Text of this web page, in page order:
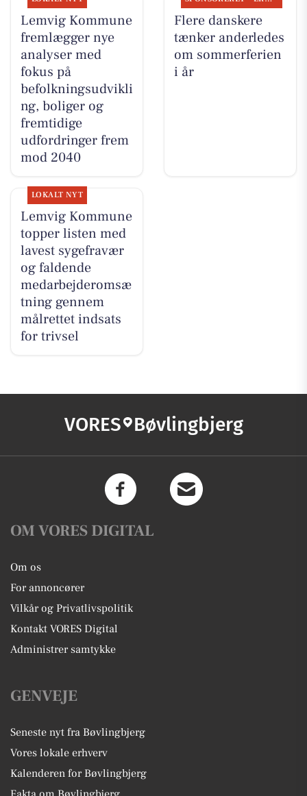
Lemvig Kommune
fremlægger nye
analyser med
fokus på
befolkningsudvikli
ng, boliger og
fremtidige
udfordringer frem
mod 2040
Flere danskere
tænker anderledes
om sommerferien
i år
LOKALT NYT
Lemvig Kommune
topper listen med
lavest sygefravær
og faldende
medarbejderomsæ
tning gennem
målrettet indsats
for trivsel
VORES Bøvlingbjerg
OM VORES DIGITAL
Om os
For annoncører
Vilkår og Privatlivspolitik
Kontakt VORES Digital
Administrer samtykke
GENVEJE
Seneste nyt fra Bøvlingbjerg
Vores lokale erhverv
Kalenderen for Bøvlingbjerg